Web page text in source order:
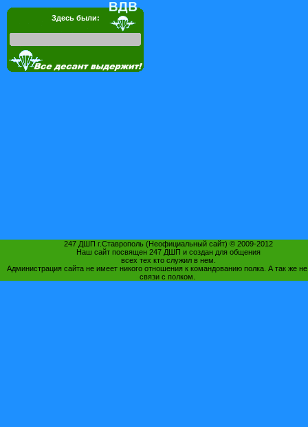
Здесь были:
247 ДШП г.Ставрополь (Неофициальный сайт) © 2009-2012
Наш сайт посвящен 247 ДШП и создан для общения
всех тех кто служил в нем.
Администрация сайта не имеет никого отношения к командованию полка. А так же
связи с полком.